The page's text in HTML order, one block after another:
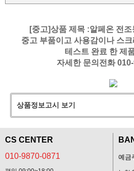
[중고]상품 제목 :알페온 전
중고 부품이고 사용감이나 스
테스트 완료 한 제
자세한 문의전화
상품정보고시 보기
CS CENTER
010-9870-0871
예금